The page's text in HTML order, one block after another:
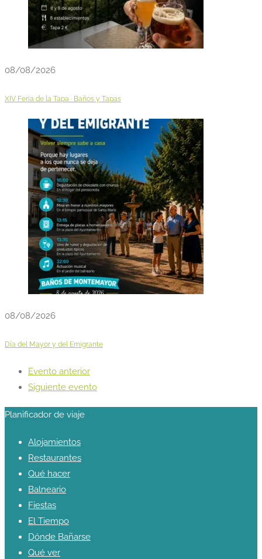
08/08/2026
XIV Feria de la Tapa · Baños y Tapas
08/08/2026
Día del Mayor y del Emigrante
Evento anterior
Siguiente evento
Planificador de viaje
Alojamientos
Restaurantes
Qué hacer
Balneario
Fiestas
El Tiempo
Dónde Bañarse
Qué ver